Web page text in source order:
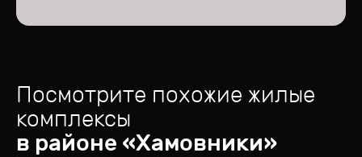
Посмотрите похожие жилые
комплексы
в районе «Хамовники»